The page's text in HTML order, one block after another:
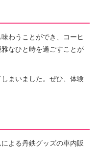
味わうことができ、コーヒ
なひと時を過ごすことが
まいました。ぜひ、体験
よる丹鉄グッズの車内販